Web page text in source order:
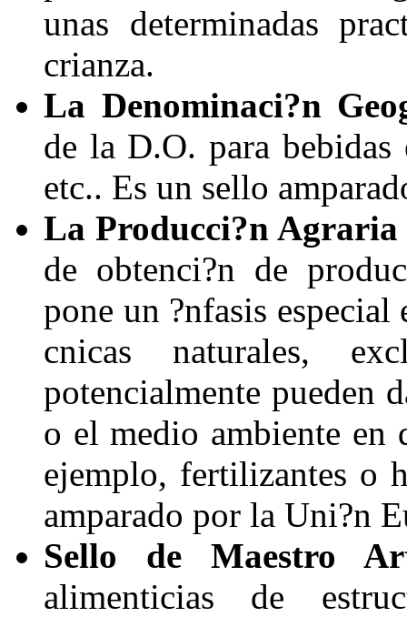
unas determinadas
crianza.
La Denominaci?n
de la D.O. para bebidas
etc.. Es un sello
La Producci?n Agraria
de obtenci?n de
pone un ?nfasis
cnicas naturales,
potencialmente pueden
o el medio ambiente en
ejemplo, fertilizantes o
amparado por la Uni?n
Sello de Maestro
alimenticias de